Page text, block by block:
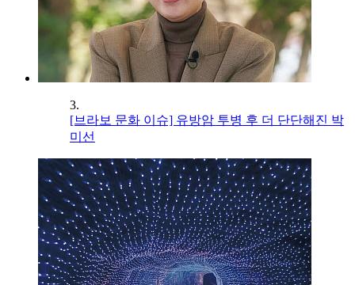
3.
[브라보 문화 이슈] 유방암 투병 후 더 단단해진 박
미선